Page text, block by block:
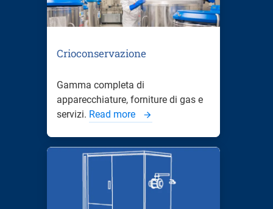
Crioconservazione
Gamma completa di
apparecchiature, forniture di gas e
servizi. Read more